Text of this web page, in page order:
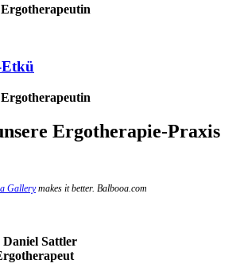
Ergotherapie-Praxis
Gallerymakes it better. Balbooa.com
Sattler